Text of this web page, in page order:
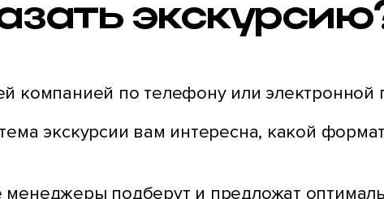
компанией по телефону или электронной
экскурсии вам интересна, какой
подберут и предложат